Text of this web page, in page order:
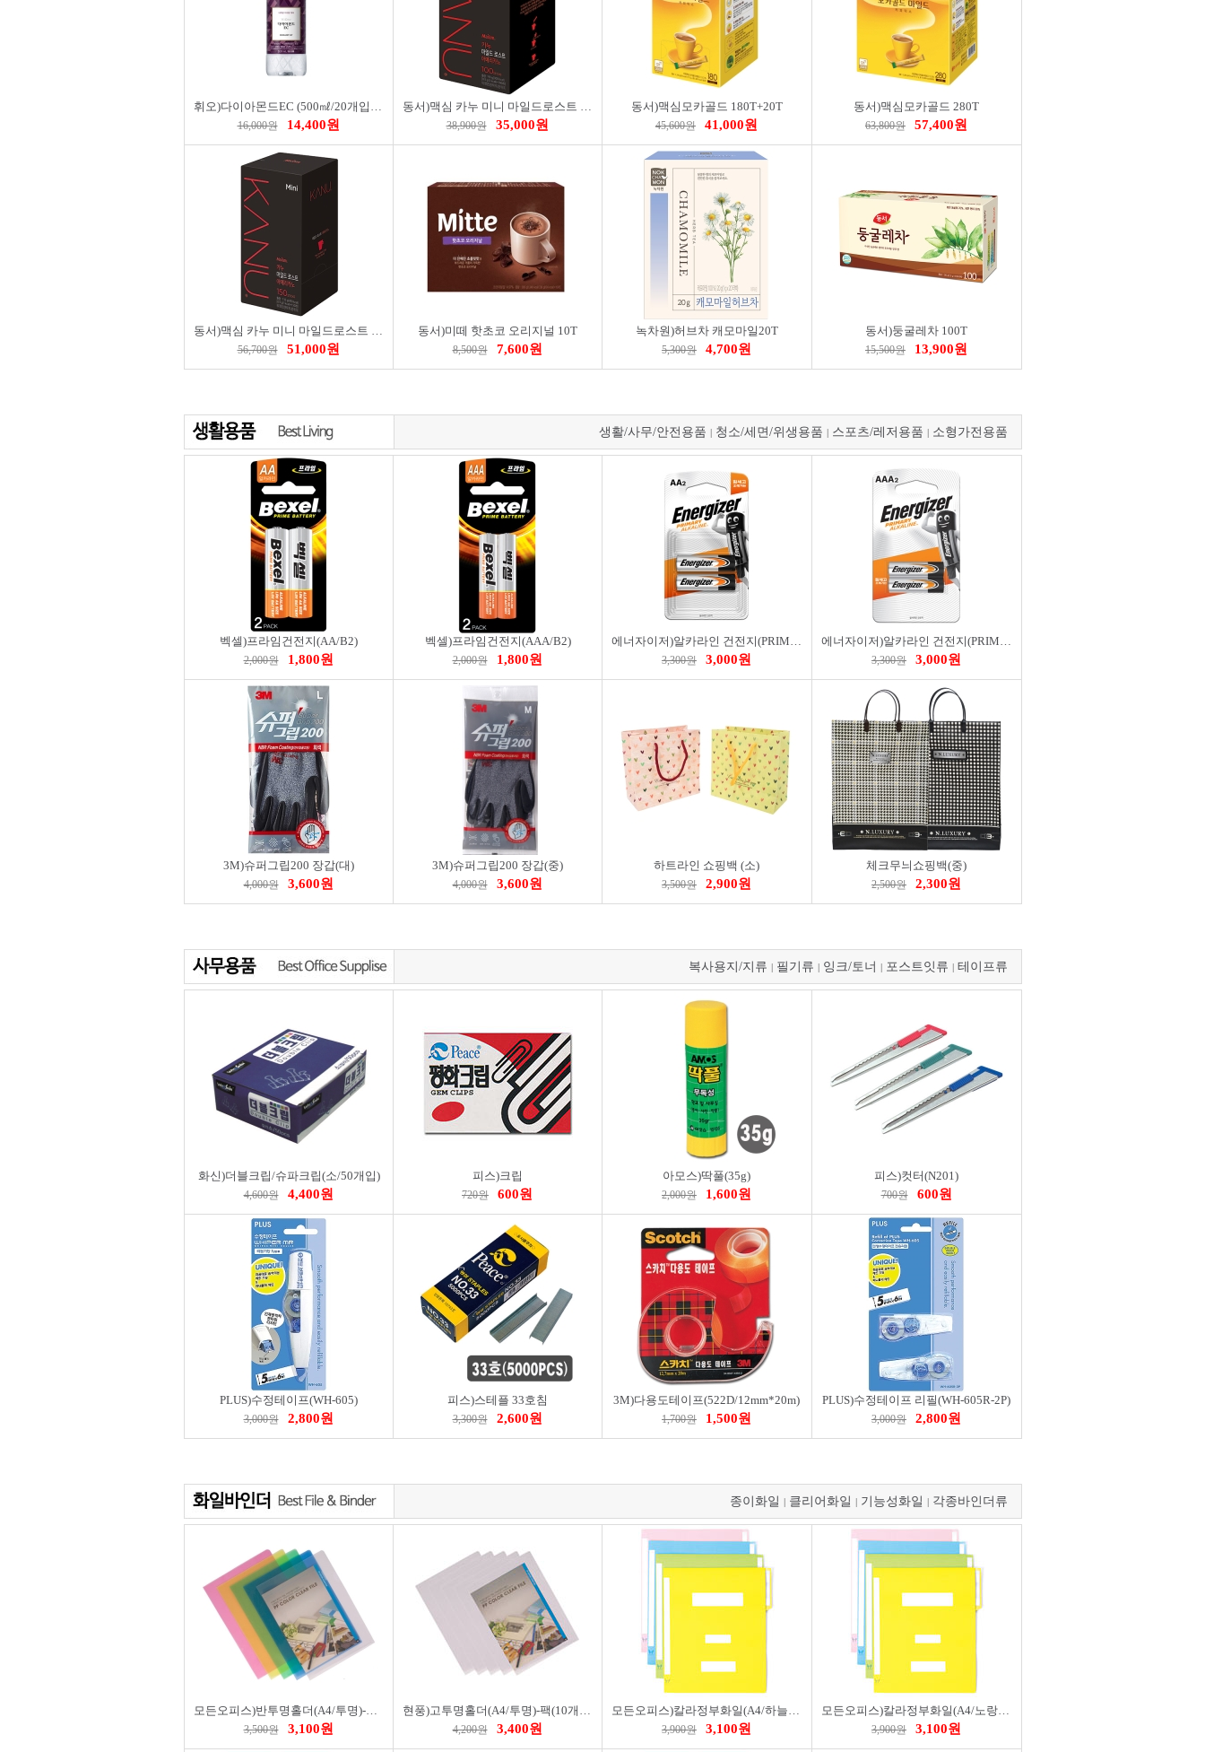
34,900원 87,900원 57,480원 82,800원 69,000원
비스터)스크래퍼( BST-04528)
9,000원 8,100원
비스터)정밀핀셋곡선형(BST-03531)
3,300원 12,200원
디지매틱 캘리퍼스(150mm)
284,000원 255,600원
휘오)다이아몬드EC (500㎖/20개입/BOX)
16,000원 14,400원
동서)맥심 카누 미니 마일드로스트 아메리카노 100T
38,900원 35,000원
동서)맥심모카골드 180T+20T
45,600원 41,000원
동서)맥심모카골드 280T
63,800원 57,400원
동서)맥심 카누 미니 마일드로스트 아메리카노 150T
56,700원 51,000원
동서)미떼 핫초코 오리지널 10T
8,500원 7,600원
녹차원)허브차 캐모마일20T
5,300원 4,700원
동서)둥굴레차 100T
15,500원 13,900원
생활/사무/안전용품 청소/세면/위생용품 스포츠/레저용품 소형가전용품
벡셀)프라임건전지(AA/B2)
2,000원 1,800원
벡셀)프라임건전지(AAA/B2)
2,000원 1,800원
에너자이저)알카라인 건전지(PRIMARY/AA/B2)
3,300원 3,000원
에너자이저)알카라인 건전지(PRIMARY/AAA/B2)
3,300원 3,000원
3M)슈퍼그립200 장갑(대)
4,000원 3,600원
3M)슈퍼그립200 장갑(중)
4,000원 3,600원
하트라인 쇼핑백 (소)
3,500원 2,900원
체크무늬쇼핑백(중)
2,500원 2,300원
복사용지/지류 필기류 잉크/토너 포스트잇류 테이프류
화신)더블크립/슈파크립(소/50개입)
4,600원 4,400원
피스)크립
720원 600원
아모스)딱풀(35g)
2,000원 1,600원
피스)컷터(N201)
700원 600원
PLUS)수정테이프(WH-605)
3,000원 2,800원
피스)스테플 33호침
3,300원 2,600원
3M)다용도테이프(522D/12mm*20m)
1,700원 1,500원
PLUS)수정테이프 리필(WH-605R-2P)
3,000원 2,800원
종이화일 클리어화일 기능성화일 각종바인더류
모든오피스)반투명홀더(A4/투명)-팩(10개입)
3,500원 3,100원
현풍)고투명홀더(A4/투명)-팩(10개입)
4,200원 3,400원
모든오피스)칼라정부화일(A4/하늘)-팩(10개입)
3,900원 3,100원
모든오피스)칼라정부화일(A4/노랑)-팩(10개입)
3,900원 3,100원